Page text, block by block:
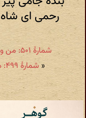
رحمی ای
شمارهٔ ۵۰۱: من و خیال تو شبها و کنج خانه خویش
«